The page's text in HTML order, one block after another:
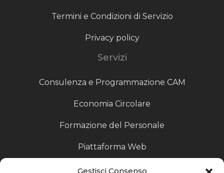
Gestisci Consenso
Termini e Condizioni di Servizio
Privacy policy
Servizi
Consulenza e Programmazione CAM
Economia Circolare
Formazione del Personale
Piattaforma Web
Scouting fornitori